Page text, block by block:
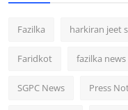
Fazilka harkiran jeet
Faridkot fazilka news
SGPC News Press